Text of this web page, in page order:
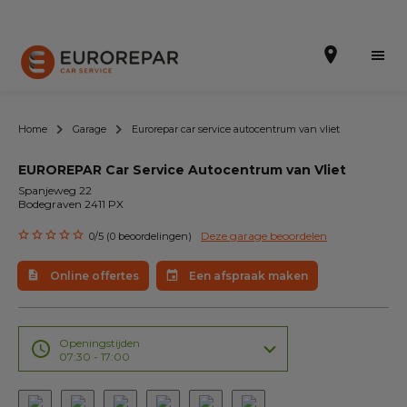
Een afspraak maken
Online offertes
EUREPAR Pech Service
Onze occasions
Over ons
Home Garage Eurorepar car service autocentrum van vliet
EUROREPAR Car Service Autocentrum van Vliet
Spanjeweg 22
Bodegraven 2411 PX
0/5 (0 beoordelingen) Deze garage beoordelen
Online offertes Een afspraak maken
Openingstijden
07:30 - 17:00